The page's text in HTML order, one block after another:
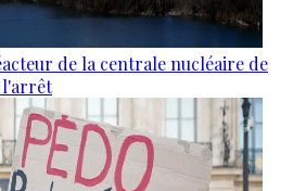
de la centrale nucléaire de
l'arrêt